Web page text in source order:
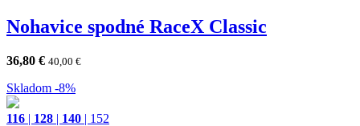
Nohavice spodné RaceX Classic
36,80 € 40,00 €
Skladom -8%
116 | 128 | 140 | 152